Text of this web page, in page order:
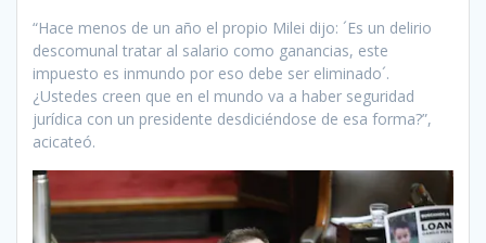
“Hace menos de un año el propio Milei dijo: ´Es un delirio
descomunal tratar al salario como ganancias, este
impuesto es inmundo por eso debe ser eliminado´.
¿Ustedes creen que en el mundo va a haber seguridad
jurídica con un presidente desdiciéndose de esa forma?”,
acicateó.